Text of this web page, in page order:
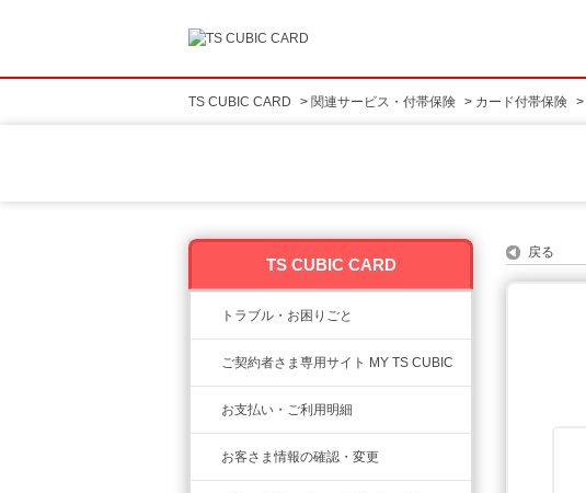
TS CUBIC CARD > 関連サービス・付帯保険 > カード付帯保険 >
TS CUBIC CARD
トラブル・お困りごと
ご契約者さま専用サイト MY TS CUBIC
お支払い・ご利用明細
お客さま情報の確認・変更
戻る